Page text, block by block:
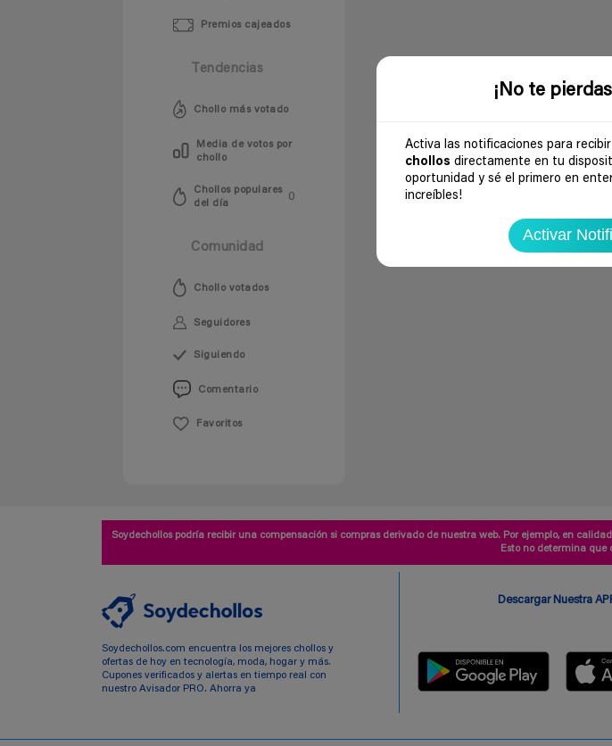
¡No te
Activa las notificaciones para
chollos directamente en tu
oportunidad y sé el primero en
increíbles!
Activar
Premios cajeados
Tendencias
Chollo más votado
Media de votos por
chollo
Chollos populares
del día
0
Comunidad
Chollo votados
Seguidores
Siguiendo
Comentario
Favoritos
Soydechollos podría recibir una compensación si compras derivado de nuestra web. Por ejemplo, en
Esto no determina que
Soydechollos.com encuentra los mejores chollos y
ofertas de hoy en tecnología, moda, hogar y más.
Cupones verificados y alertas en tiempo real con
nuestro Avisador PRO. Ahorra ya
Descargar Nuestra